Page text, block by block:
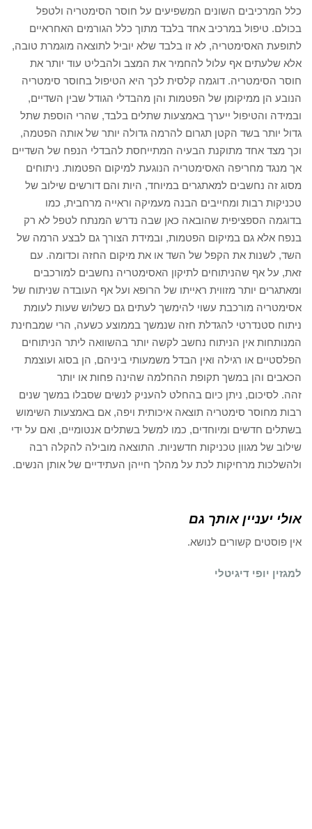
כלל המרכיבים השונים המשפיעים על חוסר הסימטריה ולטפל
בכולם. טיפול במרכיב אחד בלבד מתוך כלל הגורמים האחראיים
לתופעת האסימטריה, לא זו בלבד שלא יוביל לתוצאה מוגמרת טובה,
אלא שלעתים אף עלול להחמיר את המצב ולהבליט עוד יותר את
חוסר הסימטריה. דוגמה קלסית לכך היא הטיפול בחוסר סימטריה
הנובע הן ממיקומן של הפטמות והן מהבדלי הגודל שבין השדיים,
ובמידה והטיפול ייערך באמצעות שתלים בלבד, שהרי הוספת שתל
גדול יותר בשד הקטן תגרום להרמה גדולה יותר של אותה הפטמה,
וכך מצד אחד מתוקנת הבעיה המתייחסת להבדלי הנפח של השדיים
אך מנגד מחריפה האסימטריה הנוגעת למיקום הפטמות. ניתוחים
מסוג זה נחשבים למאתגרים במיוחד, היות והם דורשים שילוב של
טכניקות רבות ומחייבים הבנה מעמיקה וראייה מרחבית, כמו
בדוגמה הספציפית שהובאה כאן שבה נדרש המנתח לטפל לא רק
בנפח אלא גם במיקום הפטמות, ובמידת הצורך גם לבצע הרמה של
השד, לשנות את הקפל של השד או את מיקום החזה וכדומה. עם
זאת, על אף שהניתוחים לתיקון האסימטריה נחשבים למורכבים
ומאתגרים יותר מזווית ראייתו של הרופא ועל אף העובדה שניתוח של
אסימטריה מורכבת עשוי להימשך לעתים גם כשלוש שעות לעומת
ניתוח סטנדרטי להגדלת חזה שנמשך בממוצע כשעה, הרי שמבחינת
המנותחות אין הניתוח נחשב לקשה יותר בהשוואה ליתר הניתוחים
הפלסטיים או רגילה ואין הבדל משמעותי ביניהם, הן בסוג ועוצמת
הכאבים והן במשך תקופת ההחלמה שהינה פחות או יותר
זהה. לסיכום, ניתן כיום בהחלט להעניק לנשים שסבלו במשך שנים
רבות מחוסר סימטריה תוצאה איכותית ויפה, אם באמצעות השימוש
בשתלים חדשים ומיוחדים, כמו למשל בשתלים אנטומיים, ואם על ידי
שילוב של מגוון טכניקות חדשניות. התוצאה מובילה להקלה רבה
ולהשלכות מרחיקות לכת על מהלך חייהן העתידיים של אותן הנשים.
אולי יעניין אותך גם
אין פוסטים קשורים לנושא.
למגזין יופי דיגיטלי